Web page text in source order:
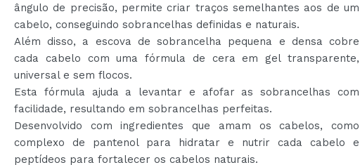
ângulo de precisão, permite criar traços semelhantes aos de um
cabelo, conseguindo sobrancelhas definidas e naturais.
Além disso, a escova de sobrancelha pequena e densa cobre
cada cabelo com uma fórmula de cera em gel transparente,
universal e sem flocos.
Esta fórmula ajuda a levantar e afofar as sobrancelhas com
facilidade, resultando em sobrancelhas perfeitas.
Desenvolvido com ingredientes que amam os cabelos, como
complexo de pantenol para hidratar e nutrir cada cabelo e
peptídeos para fortalecer os cabelos naturais.